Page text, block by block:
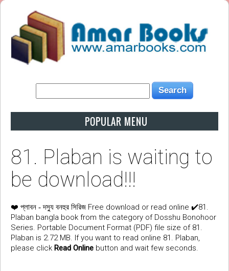
POPULAR MENU
81. Plaban is waiting to
be download!!!
❤️ প্লাবন - দস্যু বনহুর সিরিজ Free download or read online ✔️81.
Plaban bangla book from the category of Dosshu Bonohoor
Series. Portable Document Format (PDF) file size of 81.
Plaban is 2.72 MB. If you want to read online 81. Plaban,
please click Read Online button and wait few seconds.